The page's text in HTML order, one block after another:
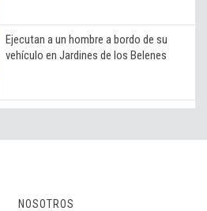
Ejecutan a un hombre a bordo de su
vehículo en Jardines de los Belenes
NOSOTROS